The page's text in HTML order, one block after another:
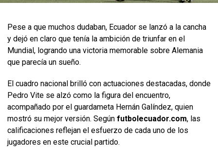
Pese a que muchos dudaban, Ecuador se lanzó a la cancha
y dejó en claro que tenía la ambición de triunfar en el
Mundial, logrando una victoria memorable sobre Alemania
que parecía un sueño.
El cuadro nacional brilló con actuaciones destacadas, donde
Pedro Vite se alzó como la figura del encuentro,
acompañado por el guardameta Hernán Galíndez, quien
mostró su mejor versión. Según futbolecuador.com, las
calificaciones reflejan el esfuerzo de cada uno de los
jugadores en este crucial partido.